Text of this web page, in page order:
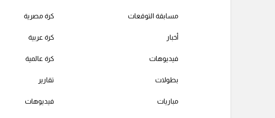
مسابقة التوقعات
أخبار
فيديوهات
بطولات
مباريات
كرة مصرية
كرة عربية
كرة عالمية
تقارير
فيديوهات